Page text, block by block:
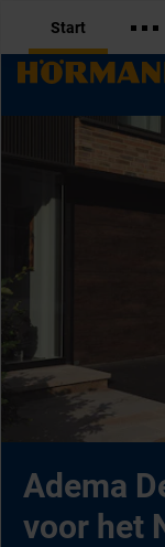
Start
OFFICIËLE PARTNER VAN
Adema
voor het